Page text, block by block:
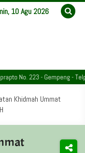
10 Agu 2026
No. 223 - Gempeng -
Khidmah Ummat